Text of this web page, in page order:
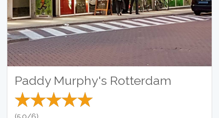
Paddy Murphy's Rotterdam